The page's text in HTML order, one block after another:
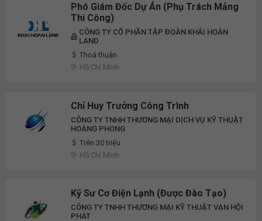
Phó Giám Đốc Dự Án (Phụ Trách Mảng
Thi Công)
CÔNG TY CỔ PHẦN TẬP ĐOÀN KHẢI HOÀN
LAND
Thoả thuận
Hồ Chí Minh
Chỉ Huy Trưởng Công Trình
CÔNG TY TNHH THƯƠNG MẠI DỊCH VỤ KỸ THUẬT
HOÀNG PHONG
Trên 30 triệu
Hồ Chí Minh
Kỹ Sư Cơ Điện Lạnh (Được Đào Tạo)
CÔNG TY TNHH THƯƠNG MẠI KỸ THUẬT VẠN HỘI
PHÁT